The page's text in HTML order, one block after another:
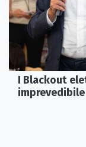
I Blackout